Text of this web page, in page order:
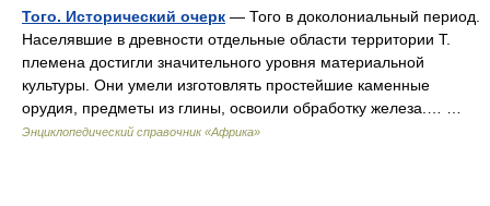
Того. Исторический очерк — Того в доколониальный период.
Населявшие в древности отдельные области территории Т.
племена достигли значительного уровня материальной
культуры. Они умели изготовлять простейшие каменные
орудия, предметы из глины, освоили обработку железа.… …
Энциклопедический справочник «Африка»